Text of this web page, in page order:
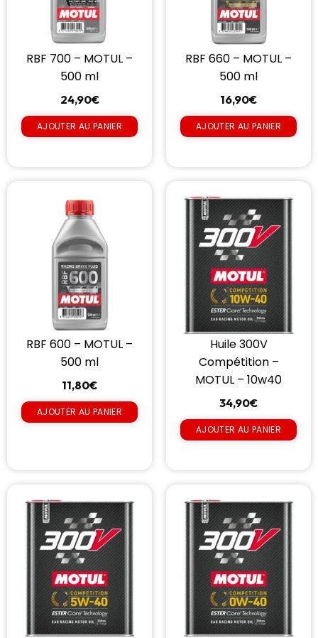
RBF 700 – MOTUL –
500 ml
24,90€
AJOUTER AU PANIER
RBF 660 – MOTUL –
500 ml
16,90€
AJOUTER AU PANIER
RBF 600 – MOTUL –
500 ml
11,80€
AJOUTER AU PANIER
Huile 300V
Compétition –
MOTUL – 10w40
34,90€
AJOUTER AU PANIER